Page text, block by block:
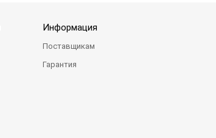
Информация
Поставщикам
Гарантия